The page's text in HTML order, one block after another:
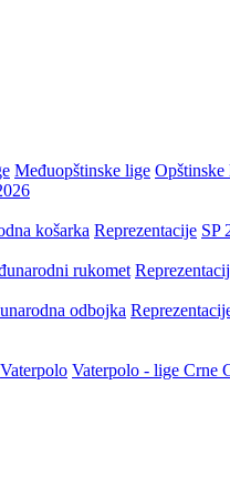
Međuopštinske lige Opštinske
košarka Reprezentacije SP
rukomet
odbojka
Vaterpolo Vaterpolo - lige Crne